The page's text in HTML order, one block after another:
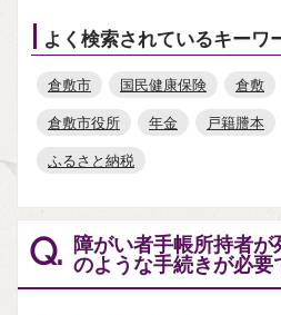
よく検索されているキーワ
倉敷市 国民健康保険 倉敷
倉敷市役所
年金 戸籍謄本
ふるさと納税
Q. 障がい者手帳所持者
のような手続きが必要